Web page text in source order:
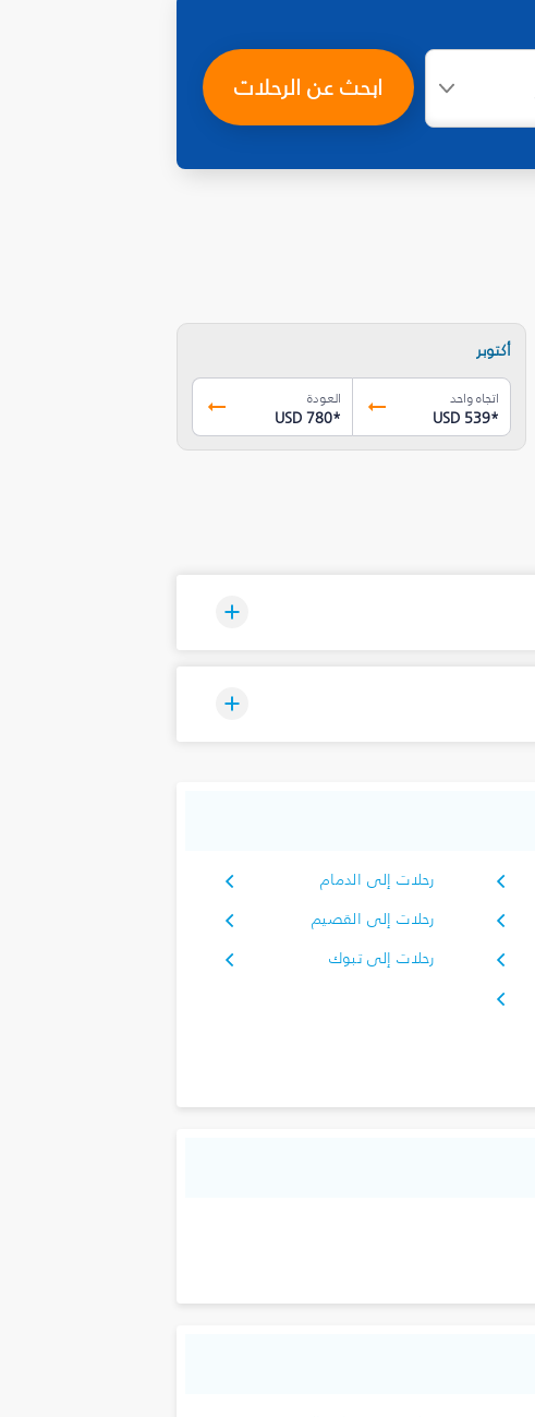
ابحث عن الرحلات
أكتوبر
اتجاه واحد
USD 539*
العودة
USD 780*
رحلات إلى الدمام
رحلات إلى القصيم
رحلات إلى تبوك‎